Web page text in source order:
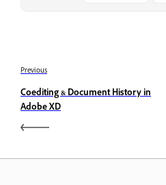
Previous
Coediting & Document History in
Adobe XD